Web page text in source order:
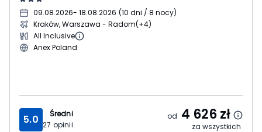
09.08.2026- 18.08.2026 (10 dni / 8 nocy)
Kraków, Warszawa - Radom(+4)
All Inclusive
Anex Poland
5.0
Średni
27 opinii
od 4 626zł
za wszystkich